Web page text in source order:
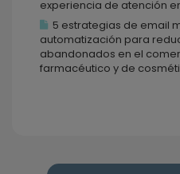
experiencia de atención
5 estrategias de email
automatización para
abandonados en el
farmacéutico y de